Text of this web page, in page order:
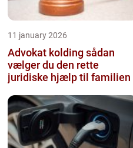
11 january 2026
Advokat kolding sådan
vælger du den rette
juridiske hjælp til familien